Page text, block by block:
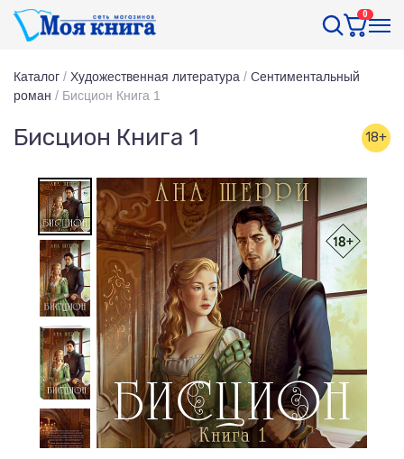
0
Каталог / Художественная литература / Сентиментальный
роман / Бисцион Книга 1
Бисцион Книга 1 18+